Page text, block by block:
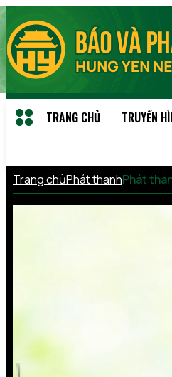
TRANG CHỦ TRUYỀN
Trang chủPhát thanhPhát